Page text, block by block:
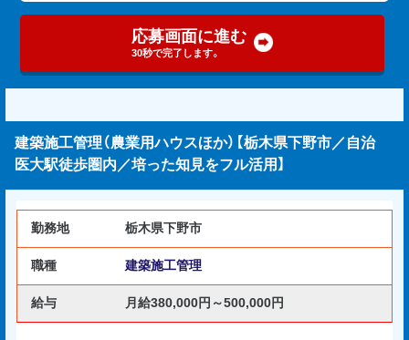
応募画面に進む
30秒で完了します。
建築施工管理（農業用ハウスほか）【栃木県下野市／自治
医大駅徒歩圏内／培った知見をフル活用】
勤務地 栃木県下野市
職種 建築施工管理
給与 月給380,000円～500,000円